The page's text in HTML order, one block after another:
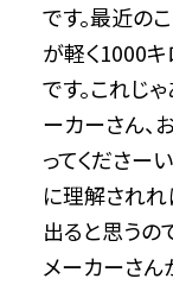
です。最近の
が軽く1000
です。これじ
ーカーさん、
ってくださー
に理解され
出ると思うの
メーカーさん